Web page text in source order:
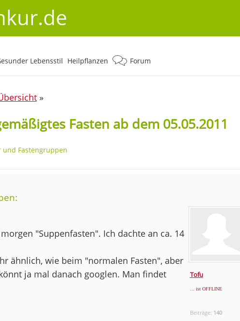
Lebensstil Heilpflanzen Forum
»
Fasten ab dem 05.05.2011
und Fastengruppen
Tofu
... ist OFFLINE
Beiträge: 140
"Suppenfasten". Ich dachte an ca. 14
ähnlich, wie beim "normalen Fasten", aber
ja mal danach googlen. Man findet